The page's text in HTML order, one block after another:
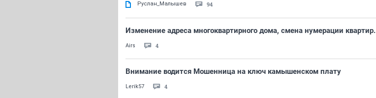
Руслан_Малышев 94
Изменение адреса многоквартирного дома, смена нумерации квартир.
Airs 4
Внимание водится Мошенница на ключ камышенском плату
Lerik57 4